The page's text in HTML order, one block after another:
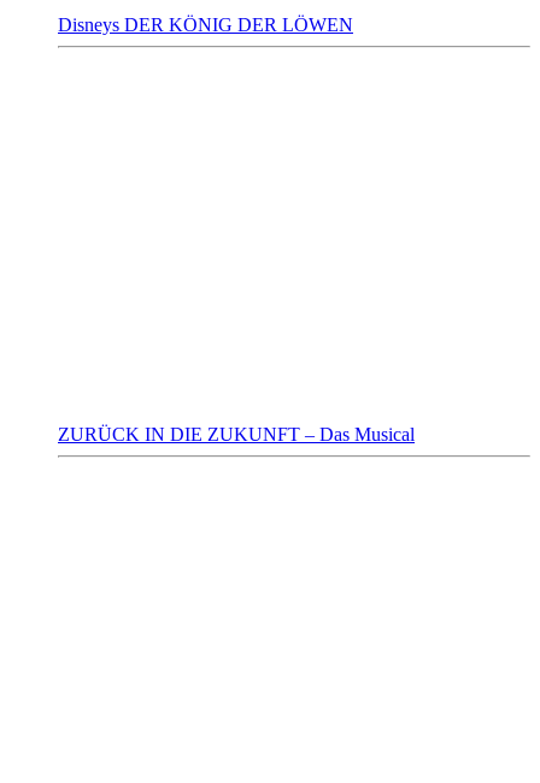
Disneys DER KÖNIG DER LÖWEN
ZURÜCK IN DIE ZUKUNFT – Das Musical